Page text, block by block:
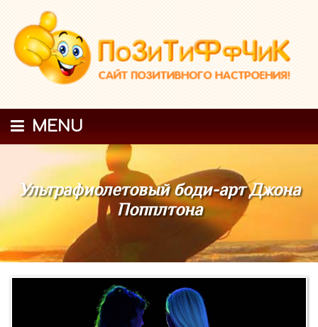
MENU
Ультрафиолетовый боди-арт Джона
Попплтона